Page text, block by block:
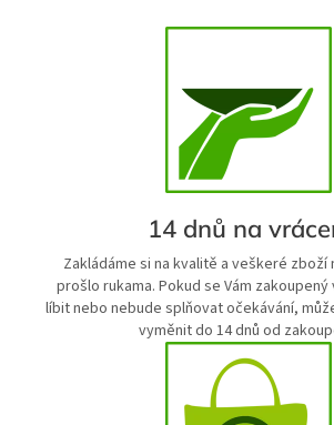
14 dnů na
Zakládáme si na kvalitě a veškeré zboží
prošlo rukama. Pokud se Vám
líbit nebo nebude splňovat očekávání,
vyměnit do 14 dnů od